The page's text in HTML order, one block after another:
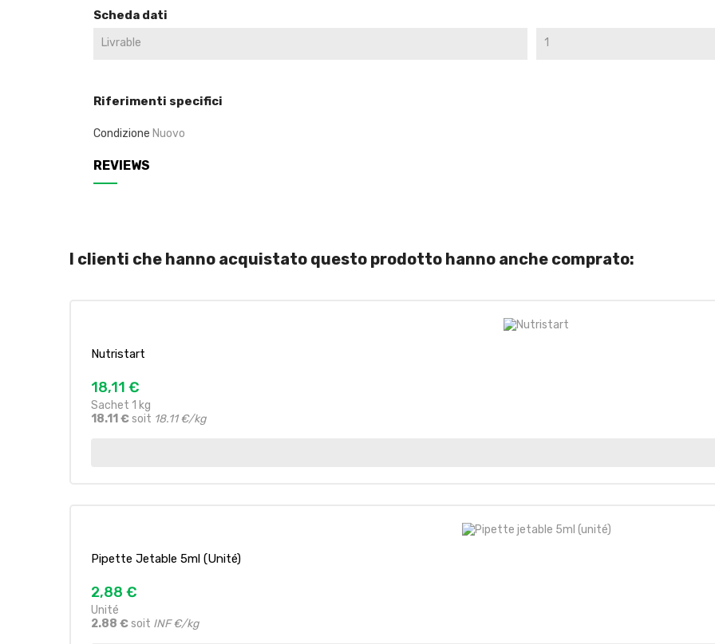
Scheda dati
Livrable 1
Riferimenti specifici
Condizione Nuovo
REVIEWS
I clienti che hanno acquistato questo prodotto hanno anche comprato:
Nutristart
18,11 €
Sachet 1 kg
18.11 €soit 18.11 €/kg
Pipette Jetable 5ml (unité)
2,88 €
Unité
2.88 €soit INF €/kg